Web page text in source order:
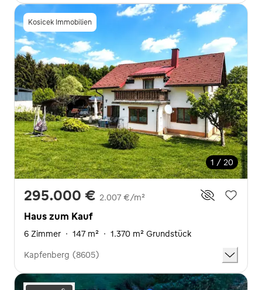
Kosicek Immobilien
1 / 20
295.000 € 2.007 €/m²
Haus zum Kauf
6 Zimmer · 147 m² · 1.370 m² Grundstück
Kapfenberg (8605)